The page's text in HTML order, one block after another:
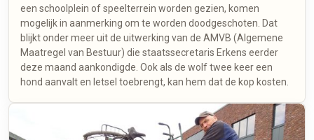
een schoolplein of speelterrein worden gezien, komen
mogelijk in aanmerking om te worden doodgeschoten. Dat
blijkt onder meer uit de uitwerking van de AMVB (Algemene
Maatregel van Bestuur) die staatssecretaris Erkens eerder
deze maand aankondigde. Ook als de wolf twee keer een
hond aanvalt en letsel toebrengt, kan hem dat de kop kosten.